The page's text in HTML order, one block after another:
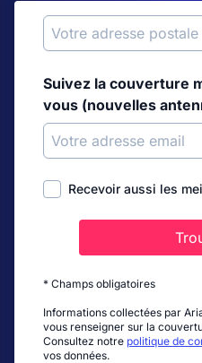
Suivez la couverture
vous (nouvelles
Recevoir aussi les
* Champs obligatoires
Informations collectées par
vous renseigner sur la
Consultez notre politique de
vos données.